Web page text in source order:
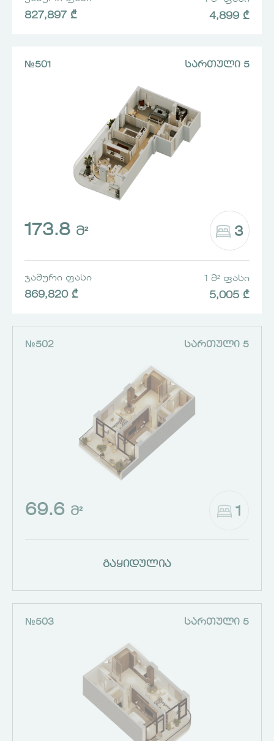
827,897 ₾ 4,899 ₾
№501 ᲡᲐᲠᲗᲣᲚᲘ 5
173.8 Მ² 3
ᲯᲐᲛᲣᲠᲘ ᲤᲐᲡᲘ
869,820 ₾
1 Მ² ᲤᲐᲡᲘ
5,005 ₾
№502 ᲡᲐᲠᲗᲣᲚᲘ 5
69.6 Მ² 1
გაყიდულია
№503 ᲡᲐᲠᲗᲣᲚᲘ 5